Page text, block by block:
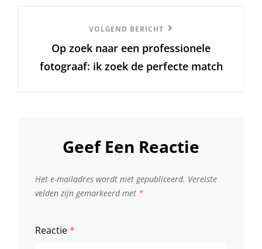
Bericht
VOLGEND BERICHT
Op zoek naar een professionele
fotograaf: ik zoek de perfecte match
Geef Een Reactie
Het e-mailadres wordt niet gepubliceerd. Vereiste
velden zijn gemarkeerd met *
Reactie*